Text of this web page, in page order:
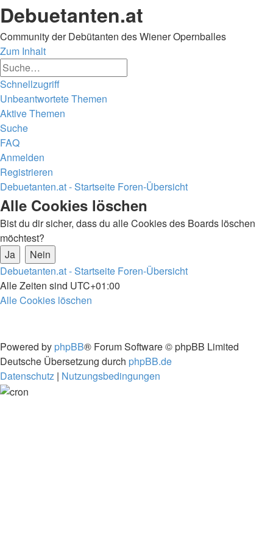
Debuetanten.at
Community der Debütanten des Wiener Opernballes
Zum Inhalt
Schnellzugriff
Unbeantwortete Themen
Aktive Themen
Suche
FAQ
Anmelden
Registrieren
Debuetanten.at - Startseite Foren-Übersicht
Suche
Alle Cookies löschen
Bist du dir sicher, dass du alle Cookies des Boards löschen
möchtest?
Debuetanten.at - Startseite Foren-Übersicht
Alle Zeiten sind UTC+01:00
Alle Cookies löschen
Powered by phpBB® Forum Software © phpBB Limited
Deutsche Übersetzung durch phpBB.de
Datenschutz | Nutzungsbedingungen